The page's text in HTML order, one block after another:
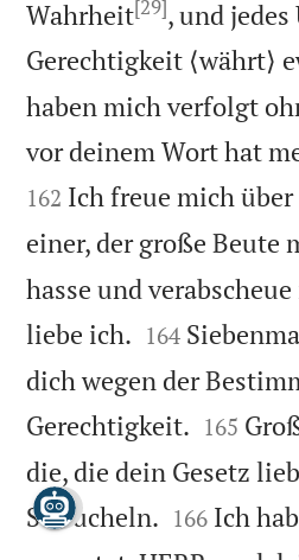
Wahrheit[29], und
Gerechtigkeit ⟨währt⟩
haben mich verfolgt
vor deinem Wort hat
162 Ich freue mich
einer, der große Beute
hasse und
liebe ich. 

164
dich wegen der
Gerechtigkeit. 

165
die, die dein Gesetz
Straucheln. 

166 Ich